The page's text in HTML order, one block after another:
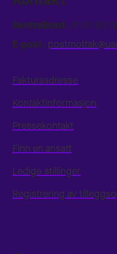
Sentralbord: 31 00 80
E-post:
Fakturaadresse
Kontaktinformasjon
Pressekontakt
Finn en ansatt
Ledige stillinger
Registrering av